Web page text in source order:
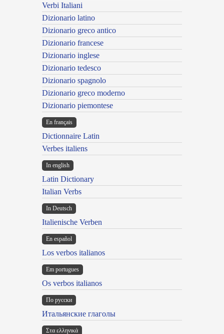
Verbi Italiani
Dizionario latino
Dizionario greco antico
Dizionario francese
Dizionario inglese
Dizionario tedesco
Dizionario spagnolo
Dizionario greco moderno
Dizionario piemontese
En français
Dictionnaire Latin
Verbes italiens
In english
Latin Dictionary
Italian Verbs
In Deutsch
Italienische Verben
En español
Los verbos italianos
Em portugues
Os verbos italianos
По русски
Итальянские глаголы
Στα ελληνικά